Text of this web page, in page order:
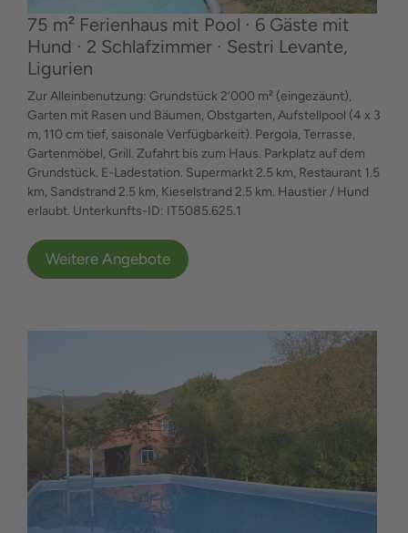
75 m² Ferienhaus mit Pool ∙ 6 Gäste mit
Hund ∙ 2 Schlafzimmer ∙ Sestri Levante,
Ligurien
Zur Alleinbenutzung: Grundstück 2’000 m² (eingezäunt),
Garten mit Rasen und Bäumen, Obstgarten, Aufstellpool (4 x 3
m, 110 cm tief, saisonale Verfügbarkeit). Pergola, Terrasse,
Gartenmöbel, Grill. Zufahrt bis zum Haus. Parkplatz auf dem
Grundstück. E-Ladestation. Supermarkt 2.5 km, Restaurant 1.5
km, Sandstrand 2.5 km, Kieselstrand 2.5 km. Haustier / Hund
erlaubt. Unterkunfts-ID: IT5085.625.1
Weitere Angebote